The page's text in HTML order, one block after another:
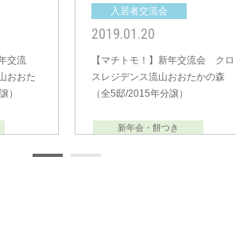
交流
おおた
）
入居者交流会
2019.01.20
【マチトモ！】新年交流会 クロ
スレジデンス流山おおたかの森
（全5邸/2015年分譲）
新年会・餅つき